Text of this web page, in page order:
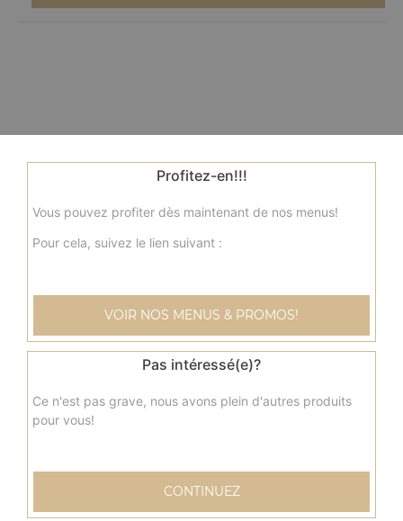
Profitez-en!!!
Vous pouvez profiter dès maintenant de nos menus!
Pour cela, suivez le lien suivant :
VOIR NOS MENUS & PROMOS!
Pas intéressé(e)?
Ce n'est pas grave, nous avons plein d'autres produits
pour vous!
CONTINUEZ